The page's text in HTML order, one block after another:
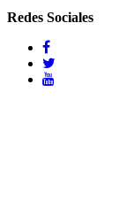
Redes Sociales